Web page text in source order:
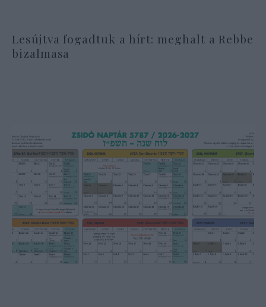
Lesújtva fogadtuk a hírt: meghalt a Rebbe
bizalmasa